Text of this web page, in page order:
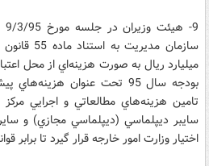
بودجه سال 95 تحت عنوان
تامين هزينه‌هاي مطالعاتي و اجرايي مركز
سايبر ديپلماسي (ديپلماسي مجازي) و
اختيار وزارت امور خارجه قرار گيرد تا